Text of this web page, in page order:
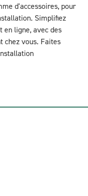
d'accessoires, pour
Simplifiez
ligne, avec des
chez vous. Faites